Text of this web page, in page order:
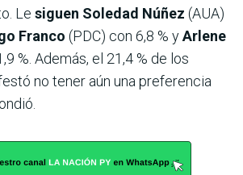
Le siguen Soledad Núñez (AUA)
Franco (PDC) con 6,8 % yArlene
%. Además, el 21,4 % de los
no tener aún una preferencia